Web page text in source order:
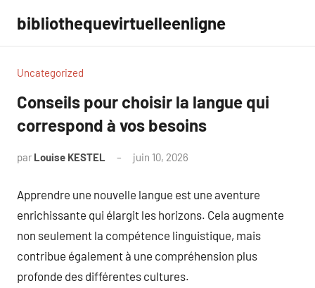
contenu
bibliothequevirtuelleenligne
Uncategorized
Conseils pour choisir la langue qui
correspond à vos besoins
par Louise KESTEL juin 10, 2026
Apprendre une nouvelle langue est une aventure
enrichissante qui élargit les horizons. Cela augmente
non seulement la compétence linguistique, mais
contribue également à une compréhension plus
profonde des différentes cultures.